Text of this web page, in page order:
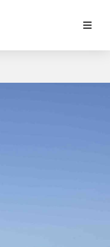
Mairie
& Loisirs